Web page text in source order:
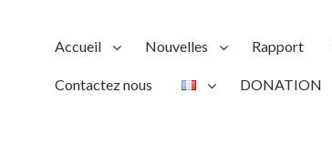
Accueil Nouvelles Rapport
Contactez nous DONATION